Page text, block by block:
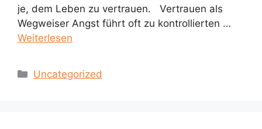
je, dem Leben zu vertrauen. Vertrauen als
Wegweiser Angst führt oft zu kontrollierten …
Weiterlesen
Kategorien
Uncategorized